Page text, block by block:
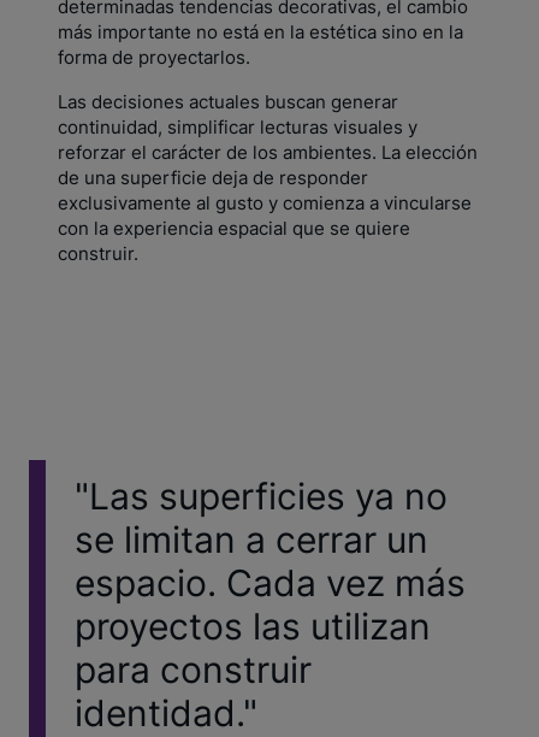
determinadas tendencias decorativas, el cambio
más importante no está en la estética sino en la
forma de proyectarlos.
Las decisiones actuales buscan generar
continuidad, simplificar lecturas visuales y
reforzar el carácter de los ambientes. La elección
de una superficie deja de responder
exclusivamente al gusto y comienza a vincularse
con la experiencia espacial que se quiere
construir.
"Las superficies ya no
se limitan a cerrar un
espacio. Cada vez más
proyectos las utilizan
para construir
identidad."